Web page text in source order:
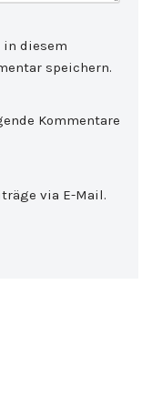
in diesem
speichern.
Kommentare
via E-Mail.